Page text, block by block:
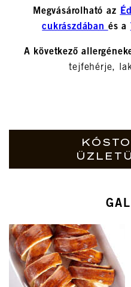
Megvásárolható az
cukrászdában és a
A következő
tejfehérje,